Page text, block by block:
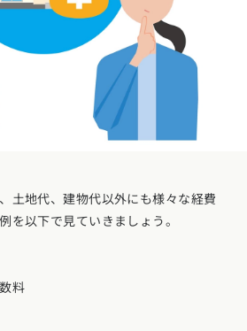
土地代、建物代以外にも様々な経費
を以下で見ていきましょう。
料